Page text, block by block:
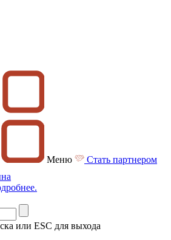
Меню
Стать партнером
или ESC для выхода